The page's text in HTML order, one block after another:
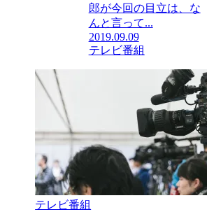
郎が今回の目立は、な
んと言って...
2019.09.09
テレビ番組
テレビ番組